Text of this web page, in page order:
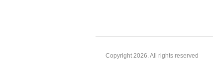
Copyright 2026. All rights reserved